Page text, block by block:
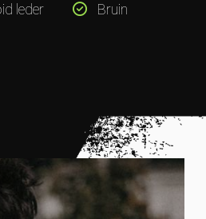
leder
Bruin